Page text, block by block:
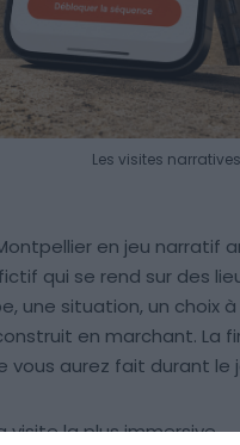
Les visites
en jeu narratif
qui se rend sur des
une situation, un choix à
en marchant. La
vous aurez fait durant le
visite la plus immersive.